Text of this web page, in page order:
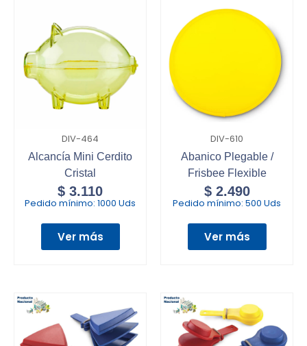
DIV-464
Alcancía Mini Cerdito
Cristal
$ 3.110
Pedido mínimo: 1000 Uds
Ver más
DIV-610
Abanico Plegable /
Frisbee Flexible
$2.490
Pedido mínimo: 500 Uds
Ver más